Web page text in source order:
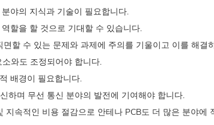
야의 지식과 기술이 필요합니다.
할을 할 것으로 기대할 수 있습니다.
할 수 있는 문제와 과제에 주의를 기울이고 이를 해
와도 조정되어야 합니다.
배경이 필요합니다.
하며 무선 통신 분야의 발전에 기여해야 합니다.
속적인 비용 절감으로 안테나 PCB도 더 많은 분야에